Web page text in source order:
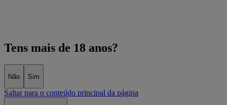
Tens mais de 18 anos?
Não Sim
Saltar para o conteúdo principal da página